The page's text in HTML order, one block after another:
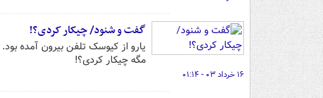
گفت و شنود/ چیکار کردی؟!
یارو از کیوسک تلفن بیرون آمده
مگه چیکار کردی؟!
۱۶ خرداد ۰۳ - ۰۱:۱۴